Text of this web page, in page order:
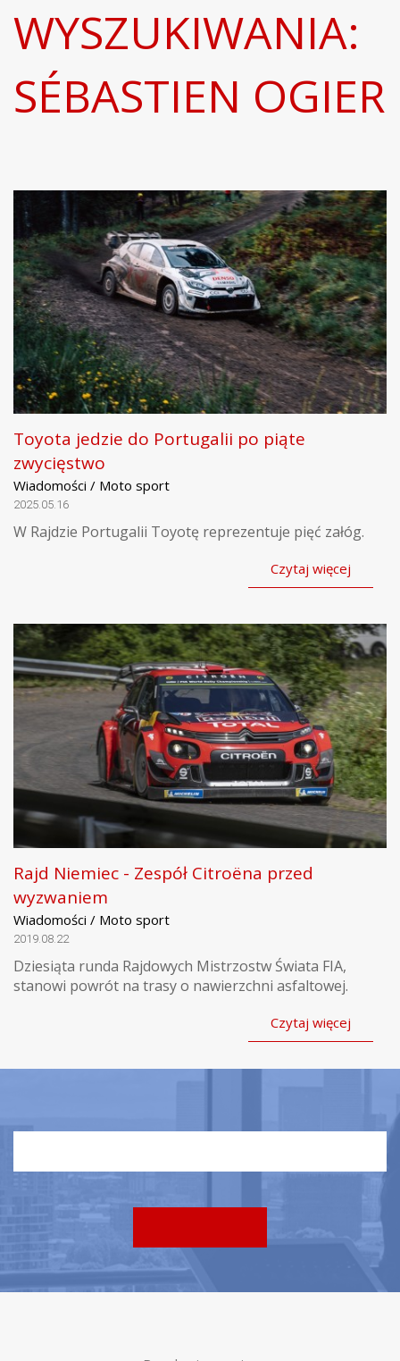
WYSZUKIWANIA:
SÉBASTIEN OGIER
Toyota jedzie do Portugalii po piąte
zwycięstwo
Wiadomości / Moto sport
2025.05.16
W Rajdzie Portugalii Toyotę reprezentuje pięć załóg.
Czytaj więcej
Rajd Niemiec - Zespół Citroëna przed
wyzwaniem
Wiadomości / Moto sport
2019.08.22
Dziesiąta runda Rajdowych Mistrzostw Świata FIA,
stanowi powrót na trasy o nawierzchni asfaltowej.
Czytaj więcej